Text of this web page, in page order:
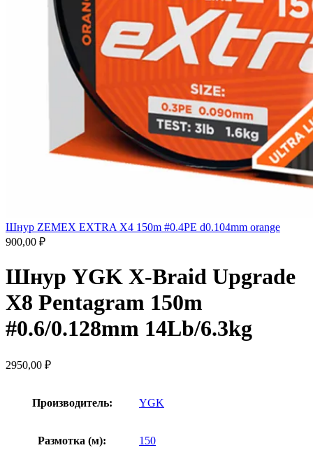
Шнур ZEMEX EXTRA X4 150m #0.4PE d0.104mm orange
900,00 ₽
Шнур YGK X-Braid Upgrade
X8 Pentagram 150m
#0.6/0.128mm 14Lb/6.3kg
2950,00 ₽
Производитель: YGK
Размотка (м): 150